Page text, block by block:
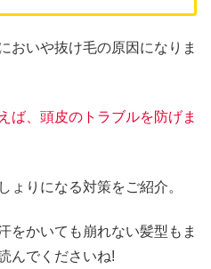
おいや抜け毛の原因になりま
ば、頭皮のトラブルを防げま
ょりになる対策をご紹介。
をかいても崩れない髪型もま
んでくださいね!